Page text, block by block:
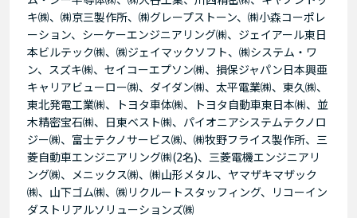
キ㈱、㈱京三製作所、㈱グレープストーン、㈱小森コーポレ
ーション、シーケーエンジニアリング㈱、ジェイアール東日
本ビルテック㈱、㈱ジェイマックソフト、㈱システム・ワ
ン、スズキ㈱、セイコーエプソン㈱、損保ジャパン日本興亜
キャリアビューロー㈱、ダイダン㈱、太平電業㈱、東久㈱、
東北発電工業㈱、トヨタ車体㈱、トヨタ自動車東日本㈱、並
木精密宝石㈱、日東ベスト㈱、パイオニアシステムテクノロ
ジー㈱、富士テクノサービス㈱、㈱牧野フライス製作所、三
菱自動車エンジニアリング㈱(2名)、三菱電機エンジニアリ
ング㈱、メニックス㈱、㈱山形メタル、ヤマザキマザック
㈱、山下ゴム㈱、㈱リクルートスタッフィング、リコーイン
ダストリアルソリューションズ㈱